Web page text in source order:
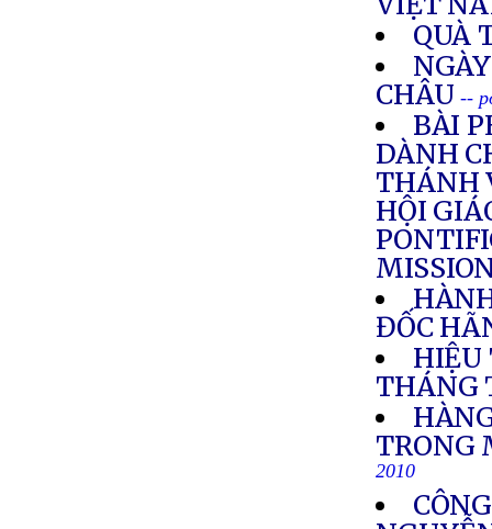
QUÀ
CHÂU --
BÀI
DÀNH
THÁNH
HỘI
ĐỐC
HIỆU
THÁNG
TRONG
2010